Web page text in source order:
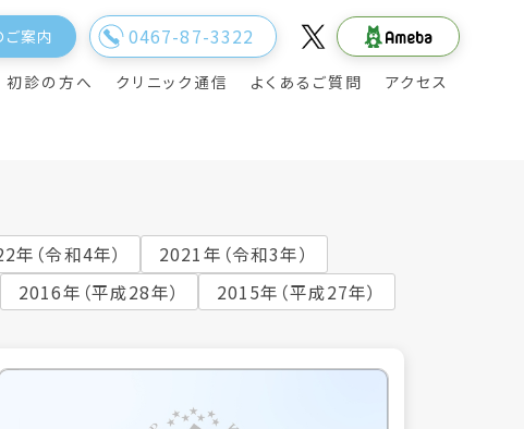
案内 0467-87-3322
初診の方へ クリニック通信 よくあるご質問 アクセス
年（令和4年）
2021年（令和3年）
2016年（平成28年）
2015年（平成27年）